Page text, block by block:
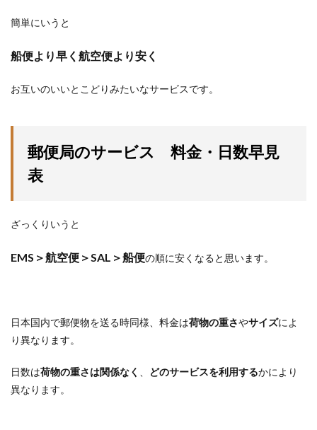
簡単にいうと
船便より早く航空便より安く
お互いのいいとこどりみたいなサービスです。
郵便局のサービス 料金・日数早見
表
ざっくりいうと
EMS＞航空便＞SAL＞船便の順に安くなると思います。
日本国内で郵便物を送る時同様、料金は荷物の重さやサイズによ
り異なります。
日数は荷物の重さは関係なく どのサービスを利用するかにより
異なります。